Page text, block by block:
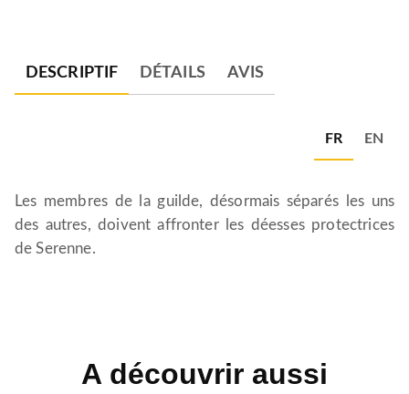
DESCRIPTIF DÉTAILS AVIS
FR EN
Les membres de la guilde, désormais séparés les uns
des autres, doivent affronter les déesses protectrices
de Serenne.
A découvrir aussi